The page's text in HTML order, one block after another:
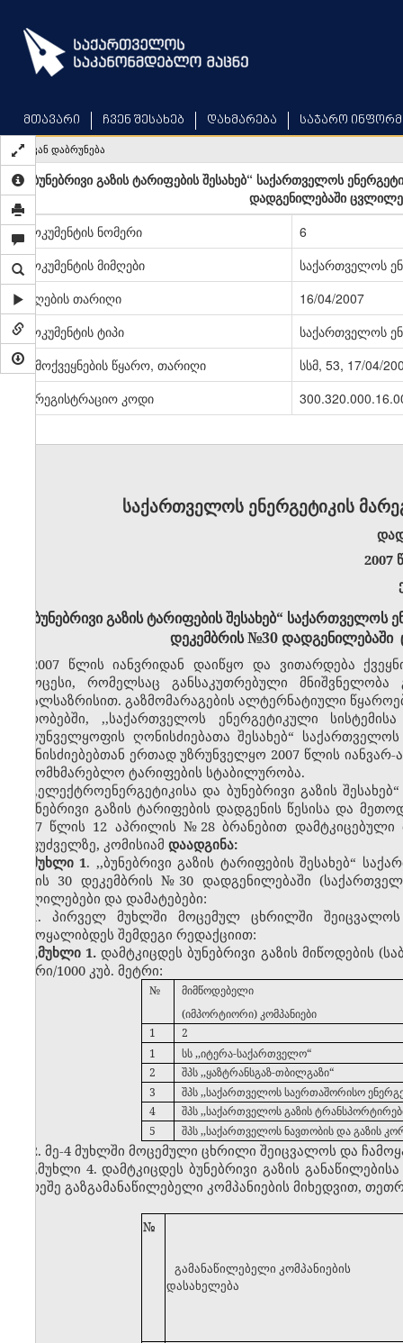
main
content
მთავარი ჩვენ შესახებ დახმარება საჯარო
უკან დაბრუნება
,,ბუნებრივი გაზის ტარიფების შესახებ“ საქართველოს
დადგენილებაში
დოკუმენტის ნომერი
6
დოკუმენტის მიმღები
საქართველოს
მიღების თარიღი
16/04/2007
დოკუმენტის ტიპი
საქართველოს
გამოქვეყნების წყარო, თარიღი
სსმ, 53, 17/04/
სარეგისტრაციო კოდი
საქართველოს ენერგეტიკის
2007
,,ბუნებრივი გაზის ტარიფების შესახებ“
დეკემბრის №30 დადგენილებაში
2007 წლის იანვრიდან დაიწყო და ვითარდება
პროცესი, რომელსაც განსაკუთრებული
თვალსაზრისით. გაზმომარაგების ალტერნატიული
პირობებში, ,,საქართველოს ენერგეტიკული
უზრუნველყოფის ღონისძიებათა შესახებ“
ღონისძიებებთან ერთად უზრუნველყო 2007 წლის
სამომხმარებლო ტარიფების სტაბილურობა.
,,ელექტროენერგეტიკისა და ბუნებრივი გაზის
,,ბუნებრივი გაზის ტარიფების დადგენის წესისა და
2007 წლის 12 აპრილის №28 ბრანებით დამტკიცებული
საფუძველზე, კომისიამ დაადგინა:
მუხლი 1. ,,ბუნებრივი გაზის ტარიფების შესახებ“
წლის 30 დეკემბრის №30 დადგენილებაში
ცვლილებები და დამატებები:
1. პირველ მუხლში მოცემულ ცხრილში
ჩამოყალიბდეს შემდეგი რედაქციით:
,,მუხლი 1. დამტკიცდეს ბუნებრივი გაზის მიწოდების
ლარი/1000 კუბ. მეტრი:
№
მიმწოდებელი
(იმპორტიორი) კომპანიები
1
2
1
სს ,,იტერა-საქართველო“
2
შპს ,,ყაზტრანსგაზ-თბილგაზი“
3
შპს ,,საქართველოს საერთაშორისო
4
შპს ,,საქართველოს გაზის
5
შპს ,,საქართველოს ნავთობის და გაზის
2. მე-4 მუხლში მოცემული ცხრილი შეიცვალოს და
,,მუხლი 4. დამტკიცდეს ბუნებრივი გაზის
გარეშე გაზგამანაწილებელი კომპანიების მიხედვით,
№
გამანაწილებელი კომპანიების
დასახელება